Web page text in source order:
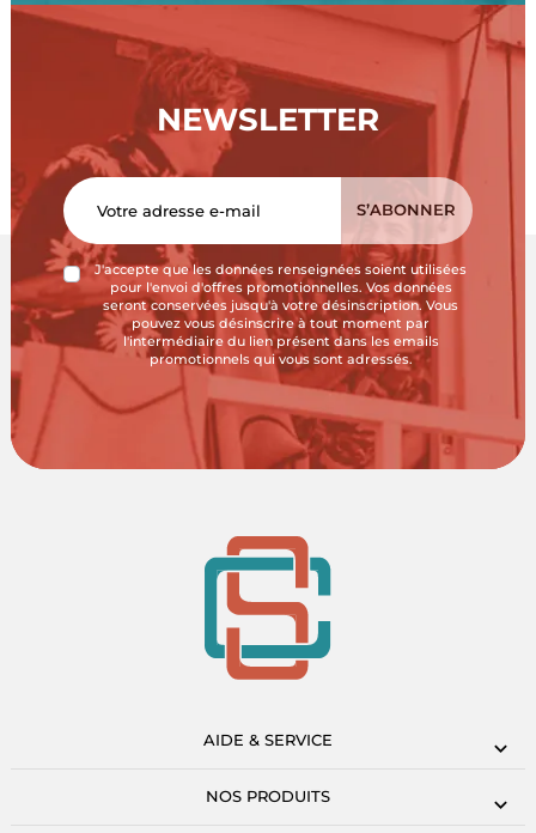
NEWSLETTER
J'accepte que les données renseignées soient utilisées
pour l'envoi d'offres promotionnelles. Vos données
seront conservées jusqu'à votre désinscription. Vous
pouvez vous désinscrire à tout moment par
l'intermédiaire du lien présent dans les emails
promotionnels qui vous sont adressés.
AIDE & SERVICE
NOS PRODUITS